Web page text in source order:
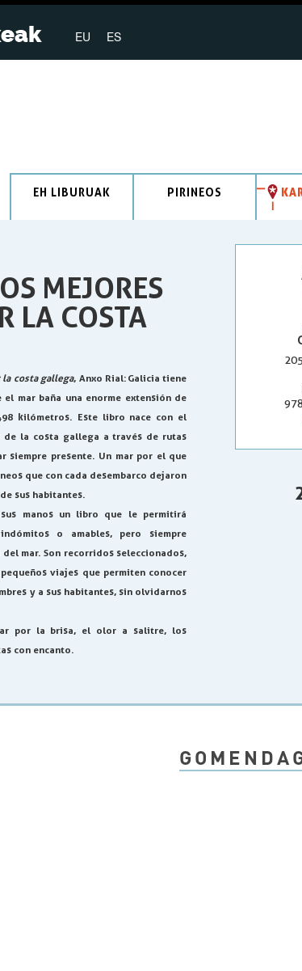
EU ES
EH LIBURUAK PIRINEOS
MEJORES
LA COSTA
costa gallega, Anxo Rial: Galicia tiene
mar baña una enorme extensión de
kilómetros. Este libro nace con el
de la costa gallega a través de rutas
siempre presente. Un mar por el que
que con cada desembarco dejaron
sus habitantes.
manos un libro que le permitirá
o amables, pero siempre
mar. Son recorridos seleccionados,
viajes que permiten conocer
y a sus habitantes, sin olvidarnos
por la brisa, el olor a salitre, los
con encanto.